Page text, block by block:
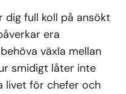
dig full koll på ansökt
era
växla mellan
smidigt låter inte
livet för chefer och